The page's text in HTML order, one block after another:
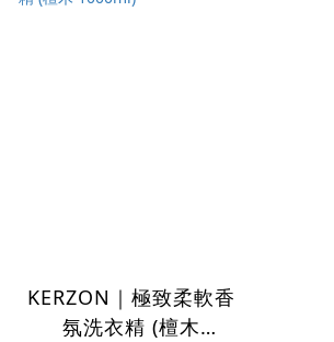
KERZON｜極致柔軟香
氛洗衣精 (檀木